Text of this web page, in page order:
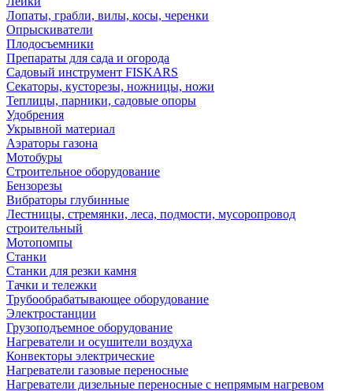
Лопаты, грабли, вилы, косы, черенки
Опрыскиватели
Плодосъемники
Препараты для сада и огорода
Садовый инструмент FISKARS
Секаторы, кусторезы, ножницы, ножи
Теплицы, парники, садовые опоры
Удобрения
Укрывной материал
Аэраторы газона
Мотобуры
Строительное оборудование
Бензорезы
Вибраторы глубинные
Лестницы, стремянки, леса, подмости, мусоропровод
строительный
Мотопомпы
Станки
Станки для резки камня
Тачки и тележки
Трубообрабатывающее оборудование
Электростанции
Грузоподъемное оборудование
Нагреватели и осушители воздуха
Конвекторы электрические
Нагреватели газовые переносные
Нагреватели дизельные переносные с непрямым нагревом